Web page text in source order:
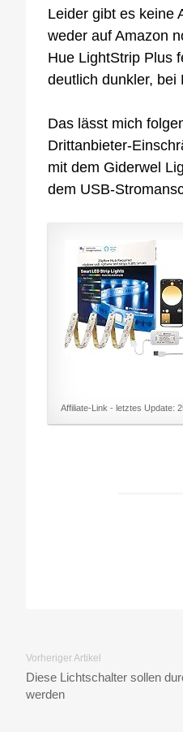
Leider gibt es keine
weder auf Amazon
Hue LightStrip Plus
deutlich dunkler, bei
Das lässt mich
Drittanbieter-
mit dem Giderwel
dem USB-
Affiliate-Link - letztes Update:
Vorheriger Artikel
Diese Lichtschalter sollen
werden